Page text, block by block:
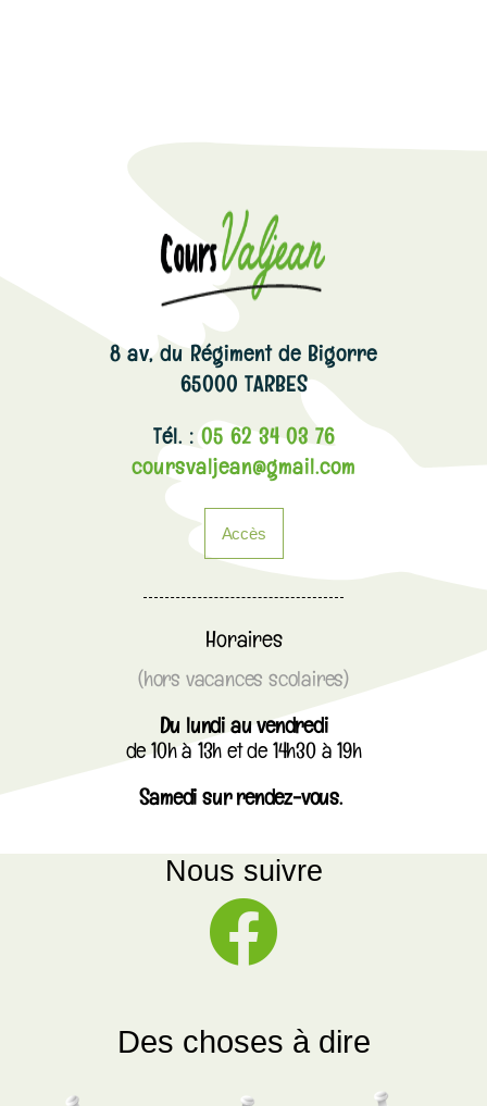
8 av, du Régiment de Bigorre
65000 TARBES
Tél. : 05 62 34 03 76
coursvaljean@gmail.com
Accès
Horaires
(hors vacances scolaires)
Du lundi au vendredi
de 10h à 13h et de 14h30 à 19h
Samedi sur rendez-vous.
Nous suivre
Des choses à dire